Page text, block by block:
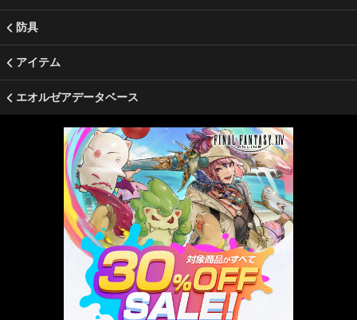
防具
アイテム
エオルゼアデータベース